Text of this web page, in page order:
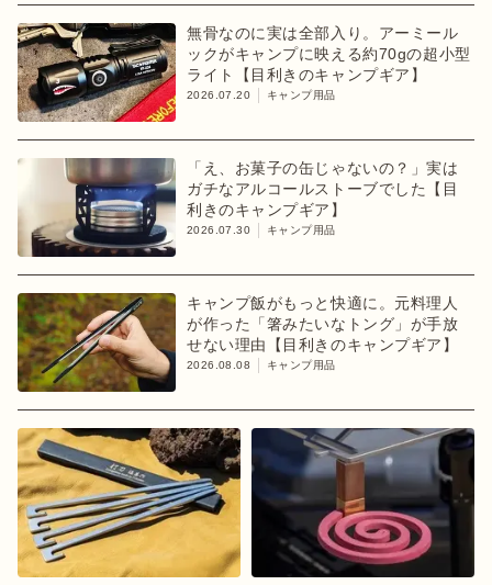
無骨なのに実は全部入り。アーミール
ックがキャンプに映える約70gの超小型
ライト【目利きのキャンプギア】
2026.07.20 キャンプ用品
「え、お菓子の缶じゃないの？」実は
ガチなアルコールストーブでした【目
利きのキャンプギア】
2026.07.30 キャンプ用品
キャンプ飯がもっと快適に。元料理人
が作った「箸みたいなトング」が手放
せない理由【目利きのキャンプギア】
2026.08.08 キャンプ用品